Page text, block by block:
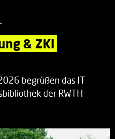
& ZKI
begrüßen das IT
der RWTH